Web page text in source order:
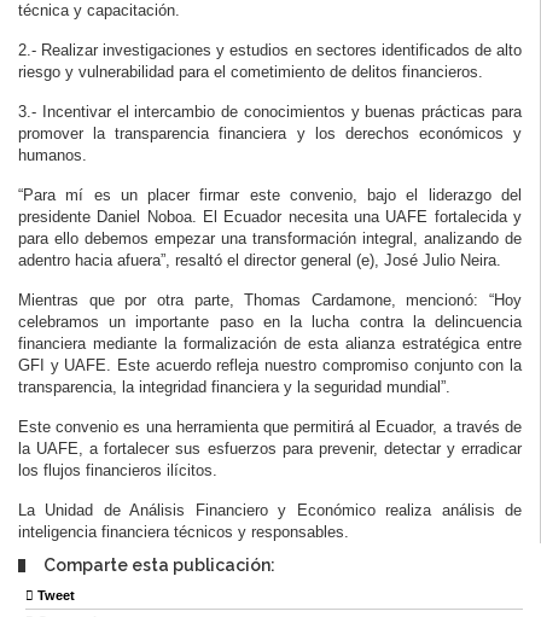
técnica y capacitación.
2.- Realizar investigaciones y estudios en sectores identificados de alto
riesgo y vulnerabilidad para el cometimiento de delitos financieros.
3.- Incentivar el intercambio de conocimientos y buenas prácticas para
promover la transparencia financiera y los derechos económicos y
humanos.
“Para mí es un placer firmar este convenio, bajo el liderazgo del
presidente Daniel Noboa. El Ecuador necesita una UAFE fortalecida y
para ello debemos empezar una transformación integral, analizando de
adentro hacia afuera”, resaltó el director general (e), José Julio Neira.
Mientras que por otra parte, Thomas Cardamone, mencionó: “Hoy
celebramos un importante paso en la lucha contra la delincuencia
financiera mediante la formalización de esta alianza estratégica entre
GFI y UAFE. Este acuerdo refleja nuestro compromiso conjunto con la
transparencia, la integridad financiera y la seguridad mundial”.
Este convenio es una herramienta que permitirá al Ecuador, a través de
la UAFE, a fortalecer sus esfuerzos para prevenir, detectar y erradicar
los flujos financieros ilícitos.
La Unidad de Análisis Financiero y Económico realiza análisis de
inteligencia financiera técnicos y responsables.
Comparte esta publicación:
Tweet